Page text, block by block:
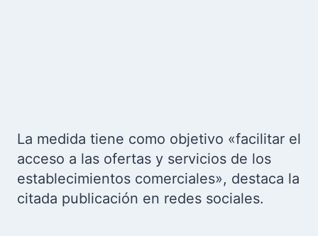
La medida tiene como objetivo «facilitar el
acceso a las ofertas y servicios de los
establecimientos comerciales», destaca la
citada publicación en redes sociales.